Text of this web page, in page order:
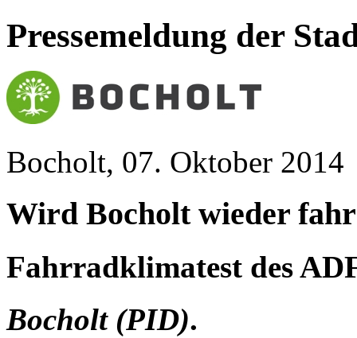
Pressemeldung der
Bocholt, 07. Oktober 2014
Wird Bocholt wieder
Fahrradklimatest des
Bocholt (PID).